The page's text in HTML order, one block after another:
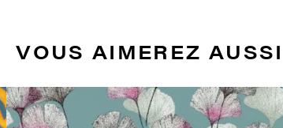
VOUS AIMEREZ AUSSI